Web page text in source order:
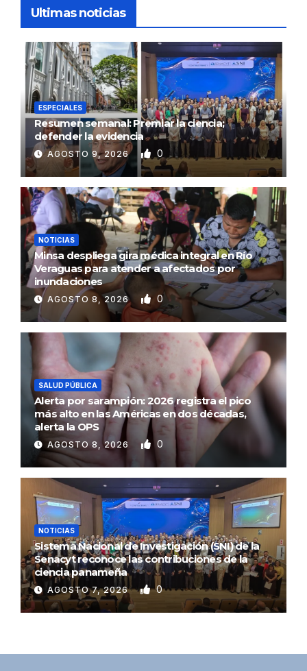
Ultimas noticias
ESPECIALES
Resumen semanal: Premiar la ciencia;
defender la evidencia
AGOSTO 9, 2026 0
NOTICIAS
Minsa despliega gira médica integral en Río
Veraguas para atender a afectados por
inundaciones
AGOSTO 8, 2026 0
SALUD PÚBLICA
Alerta por sarampión: 2026 registra el pico
más alto en las Américas en dos décadas,
alerta la OPS
AGOSTO 8, 2026 0
NOTICIAS
Sistema Nacional de Investigación (SNI) de la
Senacyt reconoce las contribuciones de la
ciencia panameña
AGOSTO 7, 2026 0